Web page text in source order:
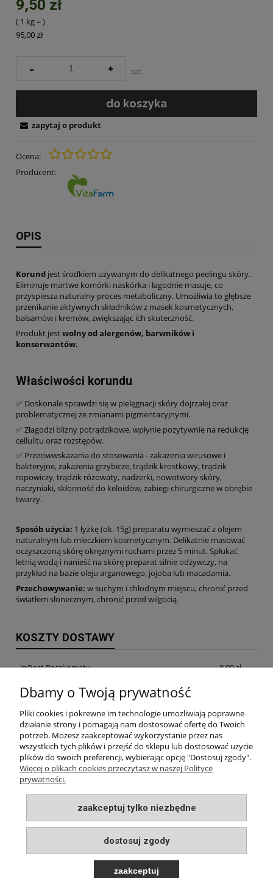
9,50 zł
( 1 kg=
95,00 zł
)
- + szt.
do koszyka
Ocena:
Producent:
zapytaj o produkt
OPIS
Korund jest środkiem używanym do delikatnego peelingu skóry.
Eliminuje martwe komórki naskórka i łagodnie masuje, co
przyspiesza naturalny proces metaboliczny. Umożliwia to głębsze
przenikanie aktywnych składników z masek kosmetycznych,
balsamów i kremów, zwiększając ich skuteczność.
Produkt jestwolny od alergenów, barwników i
konserwantów.
Właściwości korundu
✅ Doskonale sprawdzi się w pielęgnacji skóry dojrzałej oraz
problematycznej ze zmianami pigmentacyjnymi.
✅ Złagodzi blizny potrądzikowe, wpłynie pozytywnie na redukcję
cellulitu oraz rozstępów.
✅ Przeciwwskazania do stosowania - zakażenia wirusowe i
bakteryjne, zakażenia grzybicze, trądzik krostkowy, trądzik
ropowiczy, trądzik różowaty, nadżerki, nowotwory skóry,
naczyniaki, skłonność do keloidów, zabiegi chirurgiczne w obrębie
twarzy.
Sposób użycia: 1 łyżkę (ok. 15g) preparatu wymieszać z olejem
naturalnym lub mleczkiem kosmetycznym. Delikatnie masować
oczyszczoną skórę okrężnymi ruchami przez 5 minut. Spłukać
letnią wodą i nanieść na skórę preparat silnie odżywczy, na
przykład na bazie oleju arganowego, jojoba lub macadamia.
Przechowywanie: w suchym i chłodnym miejscu, chronić przed
światłem słonecznym, chronić przed wilgocią.
KOSZTY DOSTAWY
InPost Paczkomaty 8,99 zł
InPost Kurier
odbiór osobisty w siedzibie firmy 0,00 zł
INFORMACJE
PŁATNOŚCI I DOSTAWA
O NAS
Dbamy o Twoją prywatność
Pliki cookies i pokrewne im technologie umożliwiają poprawne
działanie strony i pomagają nam dostosować ofertę do Twoich
potrzeb. Możesz zaakceptować wykorzystanie przez nas
wszystkich tych plików i przejść do sklepu lub dostosować użycie
plików do swoich preferencji, wybierając opcję "Dostosuj zgody".
Więcej o plikach cookies przeczytasz w naszej Polityce
prywatności.
zaakceptuj tylko niezbędne
dostosuj zgody
zaakceptuj